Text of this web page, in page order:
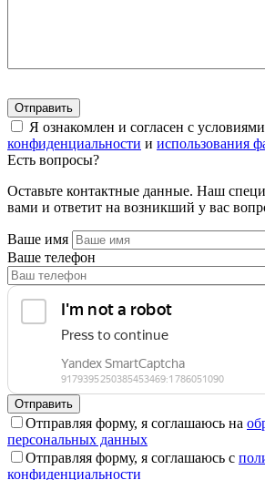
Я ознакомлен и согласен с условиями
конфиденциальности и использования
Есть вопросы?
Оставьте контактные данные. Наш
вами и ответит на возникший у вас
Ваше имя
Ваше телефон
Отправляя форму, я соглашаюсь на
персональных данных
Отправляя форму, я соглашаюсь с
конфиденциальности